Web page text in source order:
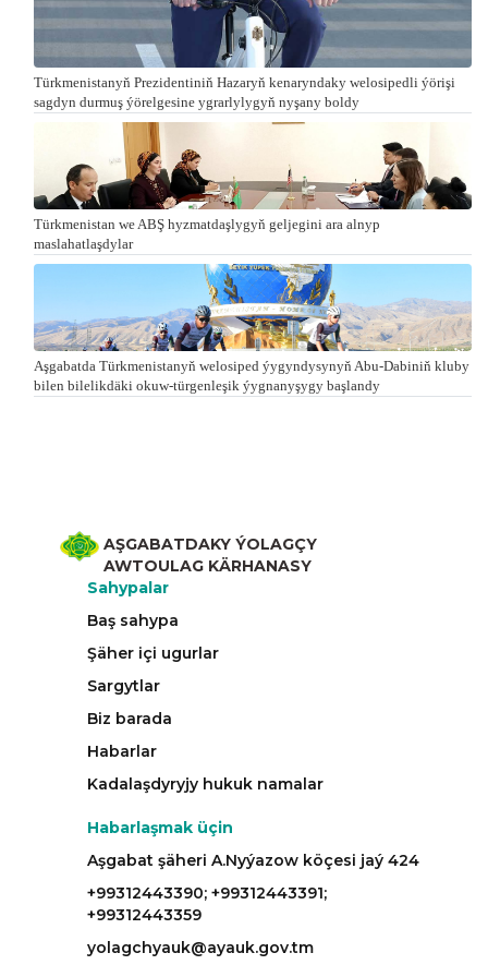
Türkmenistanyň Prezidentiniň Hazaryň kenaryndaky welosipedli ýörişi
sagdyn durmuş ýörelgesine ygrarlylygyň nyşany boldy
Türkmenistan we ABŞ hyzmatdaşlygyň geljegini ara alnyp
maslahatlaşdylar
Aşgabatda Türkmenistanyň welosiped ýygyndysynyň Abu-Dabiniň kluby
bilen bilelikdäki okuw-türgenleşik ýygnanyşygy başlandy
AŞGABATDAKY ÝOLAGÇY
AWTOULAG KÄRHANASY
Sahypalar
Baş sahypa
Şäher içi ugurlar
Sargytlar
Biz barada
Habarlar
Kadalaşdyryjy hukuk namalar
Habarlaşmak üçin
Aşgabat şäheri A.Nyýazow köçesi jaý 424
+99312443390; +99312443391;
+99312443359
yolagchyauk@ayauk.gov.tm